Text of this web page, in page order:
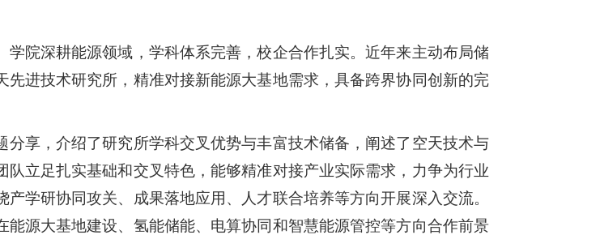
院深耕能源领域，学科体系完善，校企合作扎实。近年来主动布局储
进技术研究所，精准对接新能源大基地需求，具备跨界协同创新的完
享，介绍了研究所学科交叉优势与丰富技术储备，阐述了空天技术与
立足扎实基础和交叉特色，能够精准对接产业实际需求，力争为行业
学研协同攻关、成果落地应用、人才联合培养等方向开展深入交流。
源大基地建设、氢能储能、电算协同和智慧能源管控等方向合作前景